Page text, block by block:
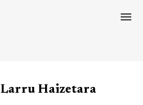
Larru Haizetara